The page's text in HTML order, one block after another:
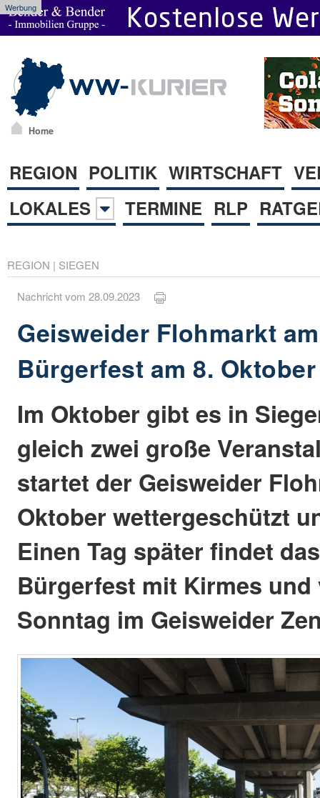
Werbung
Home
REGION POLITIK WIRTSCHAFT
LOKALES
TERMINE RLP
REGION | SIEGEN
Nachricht vom 28.09.2023
Geisweider Flohmarkt
Bürgerfest am 8. Oktober
Im Oktober gibt es in
gleich zwei große
startet der Geisweider
Oktober wettergeschützt
Einen Tag später findet
Bürgerfest mit Kirmes
Sonntag im Geisweider